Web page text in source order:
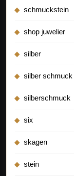
schmuckstein
shop juwelier
silber
silber schmuck
silberschmuck
six
skagen
stein